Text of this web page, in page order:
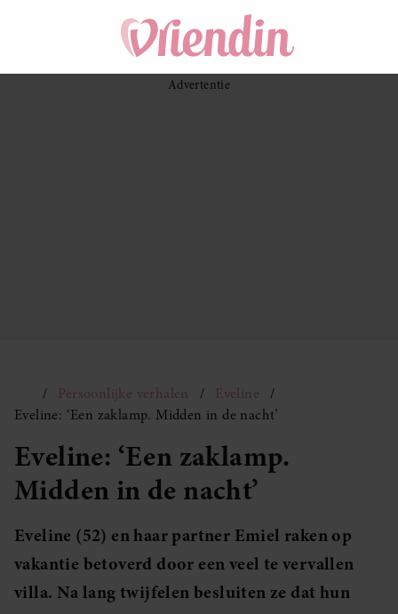
Persoonlijke verhalen
Eveline
Eveline: ‘Een zaklamp. Midden in de nacht’
Eveline: ‘Een zaklamp.
Midden in de nacht’
Eveline (52) en haar partner Emiel raken op
vakantie betoverd door een veel te vervallen
villa. Na lang twijfelen besluiten ze dat hun